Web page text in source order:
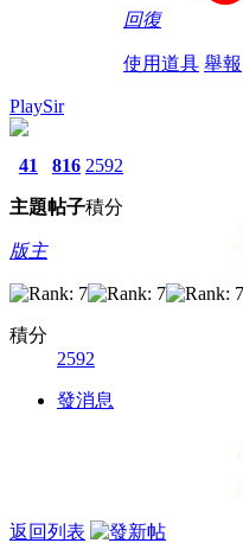
回復
使用道具 舉報
PlaySir
41
主題
816
帖子
2592
積分
版主
積分
2592
發消息
返回列表